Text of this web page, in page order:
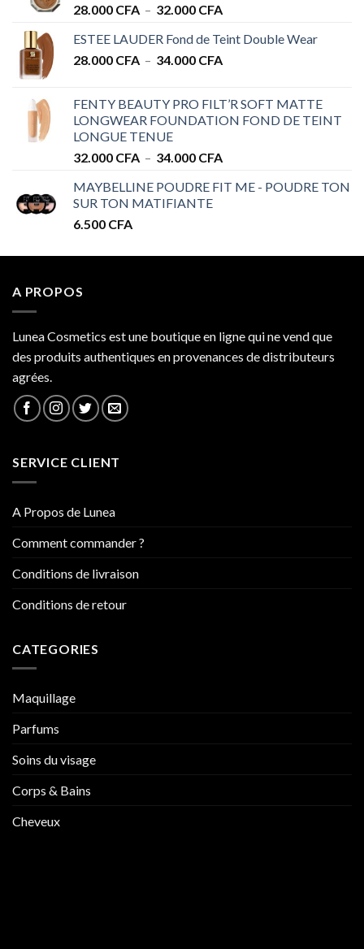
28.000 CFA – 32.000 CFAPlage
prix :
28.000 CFA
ESTEE LAUDER Fond de Teint Double Wear
28.000 CFA – 34.000 CFAPlage
28.000 CFA
à
FENTY BEAUTY PRO FILT’R SOFT MATTE
LONGWEAR FOUNDATION FOND DE TEINT
LONGUE TENUE
32.000 CFA – 34.000 CFAPlage
prix :
MAYBELLINE POUDRE FIT ME - POUDRE TON
SUR TON MATIFIANTE
6.500 CFA
A PROPOS
Lunea Cosmetics est une boutique en ligne qui ne vend que
des produits authentiques en provenances de distributeurs
agrées.
SERVICE CLIENT
A Propos de Lunea
Comment commander ?
Conditions de livraison
Conditions de retour
CATEGORIES
Maquillage
Parfums
Soins du visage
Corps & Bains
Cheveux